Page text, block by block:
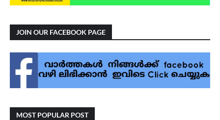
JOIN OUR FACEBOOK PAGE
MOST POPULAR POST